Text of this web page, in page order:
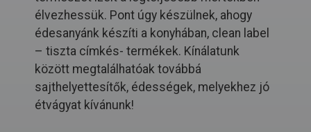
élvezhessük. Pont úgy készülnek, ahogy
édesanyánk készíti a konyhában, clean label
– tiszta címkés- termékek. Kínálatunk
között megtalálhatóak továbbá
sajthelyettesítők, édességek, melyekhez jó
étvágyat kívánunk!